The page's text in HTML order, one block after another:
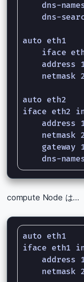
dns-
dns-
auto eth1
iface
address
netmask
auto eth2
iface eth2
address
netmask
gateway
compute Node は…
auto eth1
iface eth1
address
netmask